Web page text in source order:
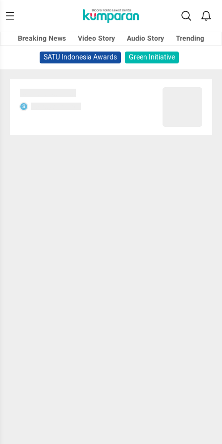
Breaking News Video Story Audio Story
Trending
SATU Indonesia Awards
Green Initiative
S